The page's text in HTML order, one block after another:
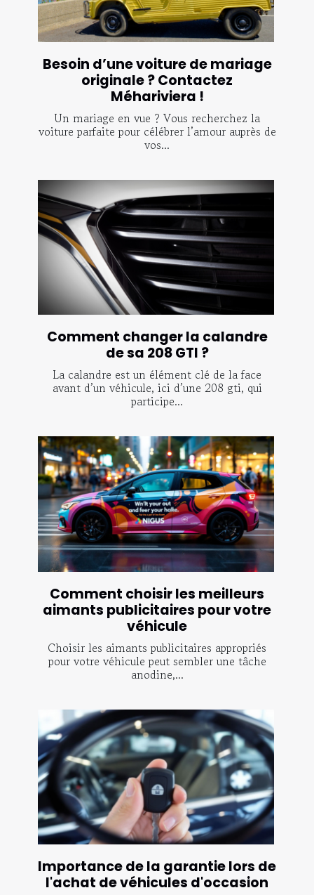
Besoin d’une voiture de mariage
originale ? Contactez
Méhariviera !
Un mariage en vue ? Vous recherchez la
voiture parfaite pour célébrer l’amour auprès de
vos...
Comment changer la calandre
de sa 208 GTI ?
La calandre est un élément clé de la face
avant d’un véhicule, ici d’une 208 gti, qui
participe...
Comment choisir les meilleurs
aimants publicitaires pour votre
véhicule
Choisir les aimants publicitaires appropriés
pour votre véhicule peut sembler une tâche
anodine,...
Importance de la garantie lors de
l'achat de véhicules d'occasion